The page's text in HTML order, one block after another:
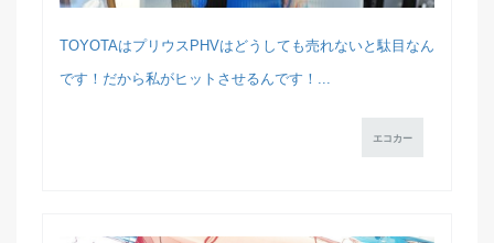
TOYOTAはプリウスPHVはどうしても売れないと駄目なん
です！だから私がヒットさせるんです！...
エコカー